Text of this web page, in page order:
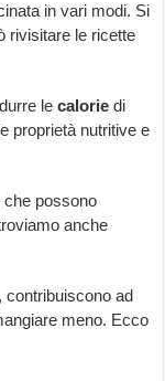
in vari modi. Si
rivisitare le ricette
le calorie di
proprietà nutritive e
che possono
anche
contribuiscono ad
meno. Ecco